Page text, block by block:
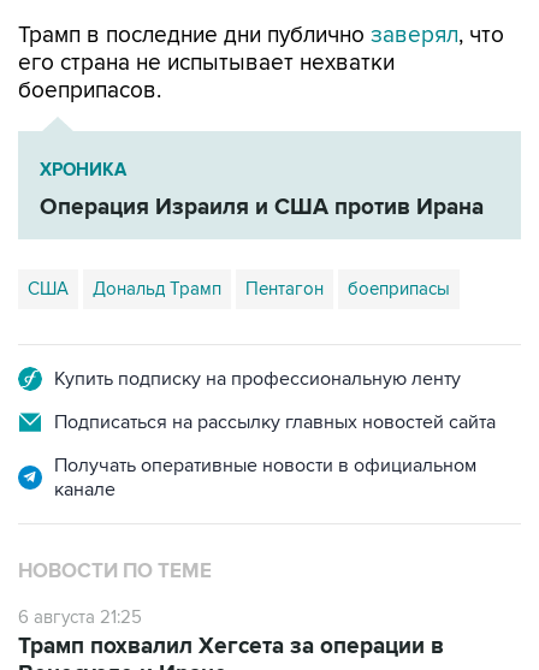
Трамп в последние дни публично заверял, что
его страна не испытывает нехватки
боеприпасов.
ХРОНИКА
Операция Израиля и США против Ирана
США Дональд Трамп Пентагон боеприпасы
Купить подписку на профессиональную ленту
Подписаться на рассылку главных новостей сайта
Получать оперативные новости в официальном
канале
НОВОСТИ ПО ТЕМЕ
6 августа 21:25
Трамп похвалил Хегсета за операции в